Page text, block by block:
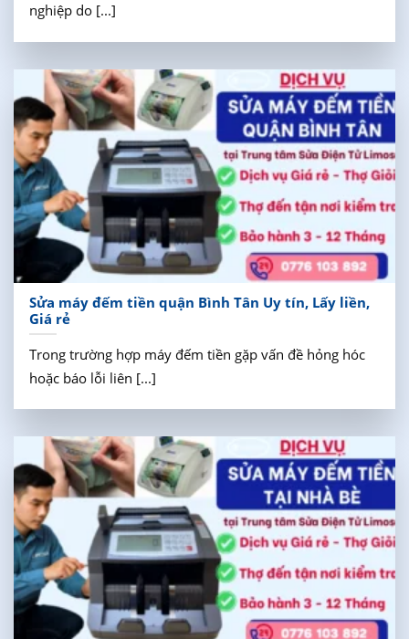
nghiệp do [...]
Sửa máy đếm tiền quận Bình Tân Uy tín, Lấy liền,
Giá rẻ
Trong trường hợp máy đếm tiền gặp vấn đề hỏng hóc
hoặc báo lỗi liên [...]